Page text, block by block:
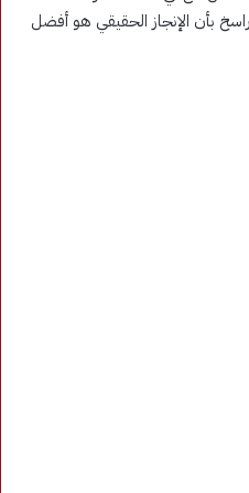
بأن الإنجاز الحقيقي هو أفضل